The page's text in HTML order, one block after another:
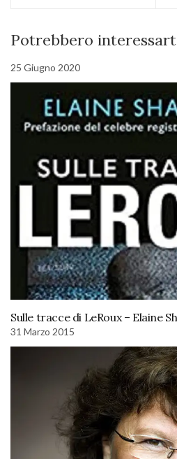
Potrebbero
25 Giugno 2020
Sulle tracce di LeRoux – Elaine
31 Marzo 2015